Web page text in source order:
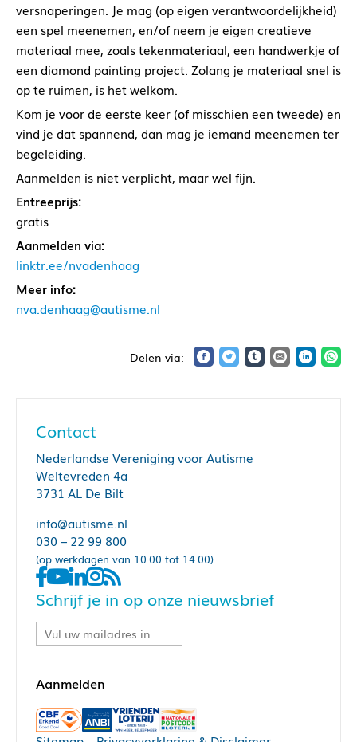
versnaperingen. Je mag (op eigen verantwoordelijkheid)
een spel meenemen, en/of neem je eigen creatieve
materiaal mee, zoals tekenmateriaal, een handwerkje of
een diamond painting project. Zolang je materiaal snel is
op te ruimen, is het welkom.
Kom je voor de eerste keer (of misschien een tweede) en
vind je dat spannend, dan mag je iemand meenemen ter
begeleiding.
Aanmelden is niet verplicht, maar wel fijn.
Entreeprijs:
gratis
Aanmelden via:
linktr.ee/nvadenhaag
Meer info:
nva.denhaag@autisme.nl
Contact
Nederlandse Vereniging voor Autisme
Weltevreden 4a
3731 AL De Bilt
info@autisme.nl
030 – 22 99 800
(op werkdagen van 10.00 tot 14.00)
Schrijf je in op onze nieuwsbrief